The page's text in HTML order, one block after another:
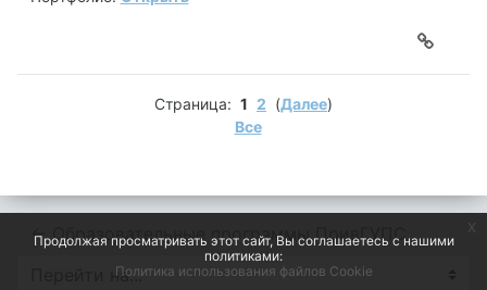
Страница: 1 2 (Далее)
Все
← Образовательные программы ПривГУПС
Продолжая просматривать этот сайт, Вы соглашаетесь с нашими
политиками:
Политика использования файлов Cookie
x